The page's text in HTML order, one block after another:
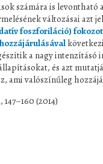
számára is levontható
változásai azt
foszforiláció)
a nagy intenzításó
és azt
ami valószínűleg
, 147–160 (2014)